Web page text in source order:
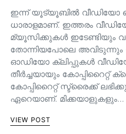
ഇന്ന് യൂട്യൂബിൽ വീഡിയോ
ധാരാളമാണ്. ഇത്തരം
മ്യൂസിക്കുകൾ ഇടേണ്ടിയും
തോന്നിയപോലെ
ഓഡിയോ ക്ലിപ്പുകൾ
തീർച്ചയായും കോപ്പിറൈറ്റ്
കോപ്പിറൈറ്റ് സ്ട്രൈക്ക്
ഏറെയാണ്. മിക്കയാളുകളും…
VIEW POST